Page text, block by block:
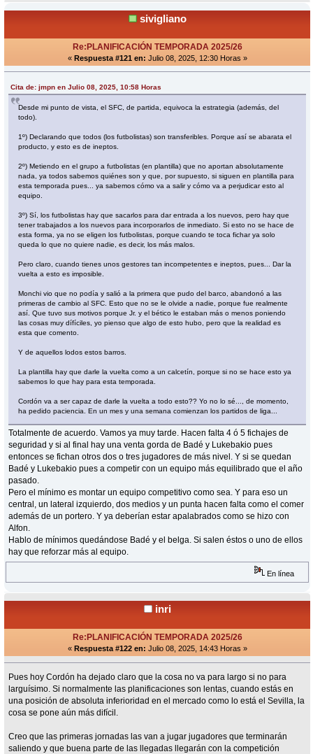
sivigliano
Re:PLANIFICACIÓN TEMPORADA 2025/26
« Respuesta #121 en: Julio 08, 2025, 12:30 Horas »
Cita de: jmpn en Julio 08, 2025, 10:58 Horas
Desde mi punto de vista, el SFC, de partida, equivoca la estrategia (además, del
todo).
1º) Declarando que todos (los futbolistas) son transferibles. Porque así se abarata el
producto, y esto es de ineptos.
2º) Metiendo en el grupo a futbolistas (en plantilla) que no aportan absolutamente
nada, ya todos sabemos quiénes son y que, por supuesto, si siguen en plantilla para
esta temporada pues... ya sabemos cómo va a salir y cómo va a perjudicar esto al
equipo.
3º) Sí, los futbolistas hay que sacarlos para dar entrada a los nuevos, pero hay que
tener trabajados a los nuevos para incorporarlos de inmediato. Si esto no se hace de
esta forma, ya no se eligen los futbolistas, porque cuando te toca fichar ya solo
queda lo que no quiere nadie, es decir, los más malos.
Pero claro, cuando tienes unos gestores tan incompetentes e ineptos, pues... Dar la
vuelta a esto es imposible.
Monchi vio que no podía y salió a la primera que pudo del barco, abandonó a las
primeras de cambio al SFC. Esto que no se le olvide a nadie, porque fue realmente
así. Que tuvo sus motivos porque Jr. y el bético le estaban más o menos poniendo
las cosas muy dífíciles, yo pienso que algo de esto hubo, pero que la realidad es
esta que comento.
Y de aquellos lodos estos barros.
La plantilla hay que darle la vuelta como a un calcetín, porque si no se hace esto ya
sabemos lo que hay para esta temporada.
Cordón va a ser capaz de darle la vuelta a todo esto?? Yo no lo sé..., de momento,
ha pedido paciencia. En un mes y una semana comienzan los partidos de liga...
Totalmente de acuerdo. Vamos ya muy tarde. Hacen falta 4 ó 5 fichajes de
seguridad y si al final hay una venta gorda de Badé y Lukebakio pues
entonces se fichan otros dos o tres jugadores de más nivel. Y si se quedan
Badé y Lukebakio pues a competir con un equipo más equilibrado que el año
pasado.
Pero el mínimo es montar un equipo competitivo como sea. Y para eso un
central, un lateral izquierdo, dos medios y un punta hacen falta como el comer
además de un portero. Y ya deberían estar apalabrados como se hizo con
Alfon.
Hablo de mínimos quedándose Badé y el belga. Si salen éstos o uno de ellos
hay que reforzar más al equipo.
En línea
inri
Re:PLANIFICACIÓN TEMPORADA 2025/26
« Respuesta #122 en: Julio 08, 2025, 14:43 Horas »
Pues hoy Cordón ha dejado claro que la cosa no va para largo si no para
larguísimo. Si normalmente las planificaciones son lentas, cuando estás en
una posición de absoluta inferioridad en el mercado como lo está el Sevilla, la
cosa se pone aún más difícil.
Creo que las primeras jornadas las van a jugar jugadores que terminarán
saliendo y que buena parte de las llegadas llegarán con la competición